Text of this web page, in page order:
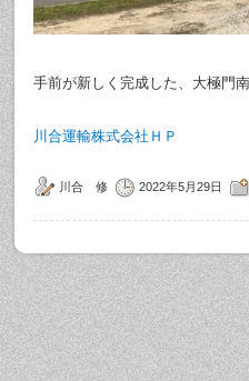
手前が新しく完成した、大極門
川合運輸株式会社ＨＰ
川合 修 2022年5月29日